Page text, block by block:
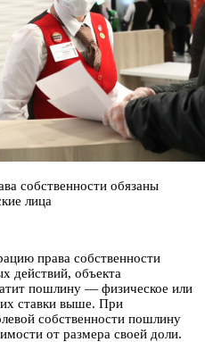
собственности обязаны
лица
права собственности
действий, объекта
пошлину — физическое или
ставки выше. При
собственности пошлину
от размера своей доли.